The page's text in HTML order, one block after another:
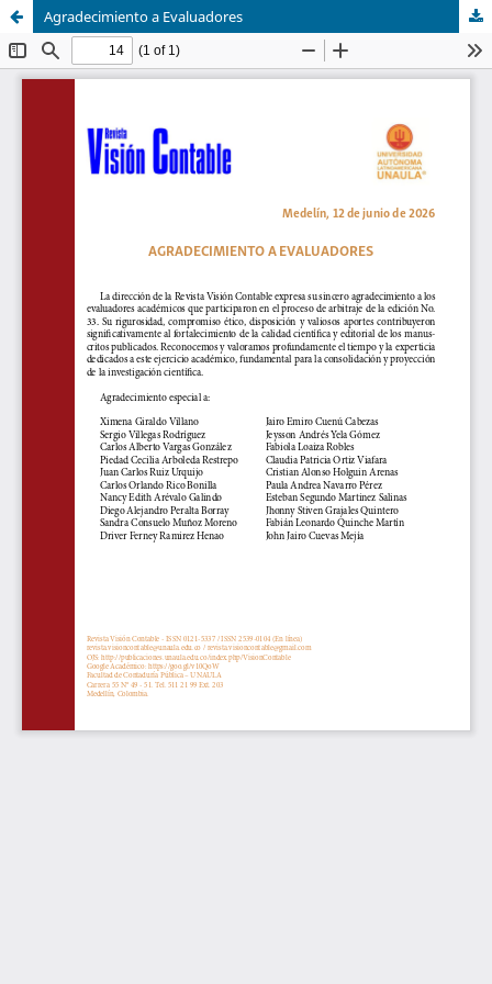
Agradecimiento a Evaluadores